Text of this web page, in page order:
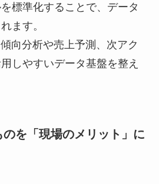
標準化することで、データ
ます。
向分析や売上予測、次アク
しやすいデータ基盤を整え
を「現場のメリット」に